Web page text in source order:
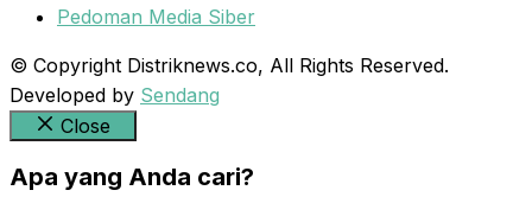
Pedoman Media Siber
© Copyright Distriknews.co, All Rights Reserved.
Developed by Sendang
Close
Apa yang Anda cari?